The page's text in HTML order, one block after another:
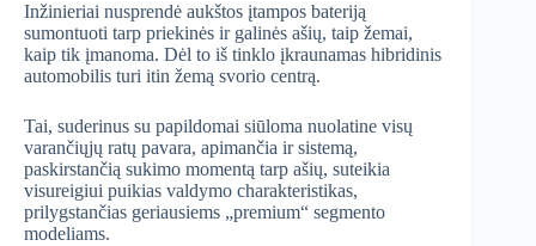
Inžinieriai nusprendė aukštos įtampos bateriją
sumontuoti tarp priekinės ir galinės ašių, taip žemai,
kaip tik įmanoma. Dėl to iš tinklo įkraunamas hibridinis
automobilis turi itin žemą svorio centrą.
Tai, suderinus su papildomai siūloma nuolatine visų
varančiųjų ratų pavara, apimančia ir sistemą,
paskirstančią sukimo momentą tarp ašių, suteikia
visureigiui puikias valdymo charakteristikas,
prilygstančias geriausiems „premium“ segmento
modeliams.